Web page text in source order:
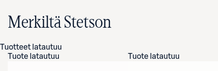
Merkiltä Stetson
Tuotteet latautuu
Tuote latautuu
Tuote latautuu